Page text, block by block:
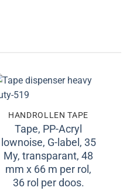
Toevoegen
aan
verlanglijst
HANDROLLEN TAPE
Tape, PP-Acryl
lownoise, G-label, 35
My, transparant, 48
mm x 66 m per rol,
36 rol per doos.